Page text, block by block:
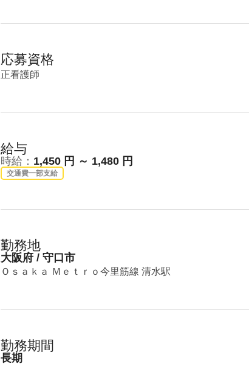
応募資格
正看護師
給与
時給： 1,450 円 ～ 1,480 円
交通費一部支給
勤務地
大阪府 / 守口市
Ｏｓａｋａ Ｍｅｔｒｏ今里筋線 清水駅
勤務期間
長期